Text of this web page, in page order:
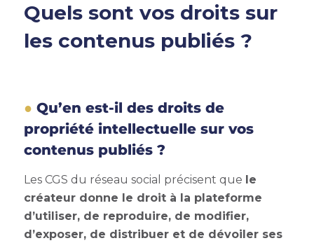
Quels sont vos droits sur
les contenus publiés ?
Qu’en est-il des droits de
propriété intellectuelle sur vos
contenus publiés ?
Les CGS du réseau social précisent que le
créateur donne le droit à la plateforme
d’utiliser, de reproduire, de modifier,
d’exposer, de distribuer et de dévoiler ses